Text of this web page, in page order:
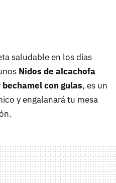
saludable en los días
Nidos de alcachofa
con gulas, es un
y engalanará tu mesa